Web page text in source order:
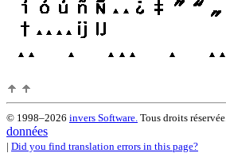
© 1998–2026 invers Software. Tous droits réservée.
données
| Did you find translation errors in this page?